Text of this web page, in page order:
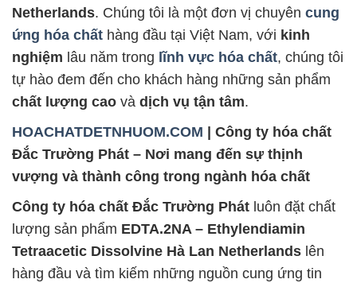
Netherlands. Chúng tôi là một đơn vị chuyên cung
ứng hóa chất hàng đầu tại Việt Nam, với kinh
nghiệm lâu năm trong lĩnh vực hóa chất, chúng tôi
tự hào đem đến cho khách hàng những sản phẩm
chất lượng cao và dịch vụ tận tâm.
HOACHATDETNHUOM.COM | Công ty hóa chất
Đắc Trường Phát – Nơi mang đến sự thịnh
vượng và thành công trong ngành hóa chất
Công ty hóa chất Đắc Trường Phát luôn đặt chất
lượng sản phẩm EDTA.2NA – Ethylendiamin
Tetraacetic Dissolvine Hà Lan Netherlands lên
hàng đầu và tìm kiếm những nguồn cung ứng tin